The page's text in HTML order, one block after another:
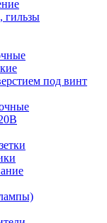
гильзы
под винт